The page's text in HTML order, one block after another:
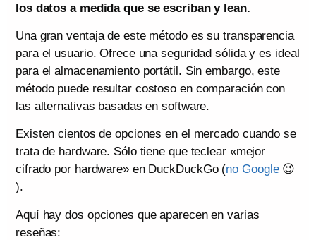
los datos a medida que se escriban y lean.
Una gran ventaja de este método es su transparencia
para el usuario. Ofrece una seguridad sólida y es ideal
para el almacenamiento portátil. Sin embargo, este
método puede resultar costoso en comparación con
las alternativas basadas en software.
Existen cientos de opciones en el mercado cuando se
trata de hardware. Sólo tiene que teclear «mejor
cifrado por hardware» en DuckDuckGo (no Google 😉
).
Aquí hay dos opciones que aparecen en varias
reseñas: